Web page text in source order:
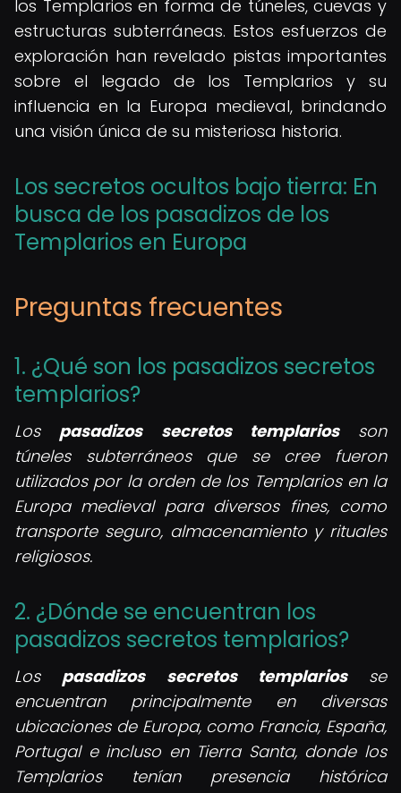
los Templarios en forma de túneles, cuevas y
estructuras subterráneas. Estos esfuerzos de
exploración han revelado pistas importantes
sobre el legado de los Templarios y su
influencia en la Europa medieval, brindando
una visión única de su misteriosa historia.
Los secretos ocultos bajo tierra: En
busca de los pasadizos de los
Templarios en Europa
Preguntas frecuentes
1. ¿Qué son los pasadizos secretos
templarios?
Los pasadizos secretos templariosson
túneles subterráneos que se cree fueron
utilizados por la orden de los Templarios en la
Europa medieval para diversos fines, como
transporte seguro, almacenamiento y rituales
religiosos.
2. ¿Dónde se encuentran los
pasadizos secretos templarios?
Los pasadizos secretos templariosse
encuentran principalmente en diversas
ubicaciones de Europa, como Francia, España,
Portugal e incluso en Tierra Santa, donde los
Templarios tenían presencia histórica